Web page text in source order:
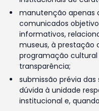
manutenção apenas
comunicados
informativos,
museus, à prestação
programação cultural
transparência;
submissão prévia
dúvida à unidade
institucional e,